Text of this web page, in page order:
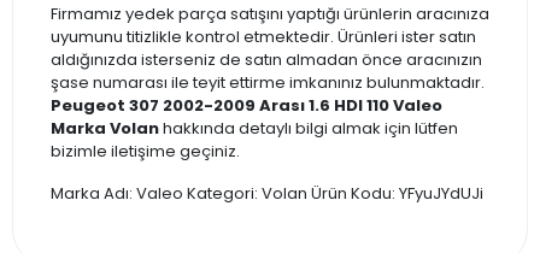
Firmamız yedek parça satışını yaptığı ürünlerin aracınıza
uyumunu titizlikle kontrol etmektedir. Ürünleri ister satın
aldığınızda isterseniz de satın almadan önce aracınızın
şase numarası ile teyit ettirme imkanınız bulunmaktadır.
Peugeot 307 2002-2009 Arası 1.6 HDI 110 Valeo
Marka Volanhakkında detaylı bilgi almak için lütfen
bizimle iletişime geçiniz.
Marka Adı: Valeo Kategori: Volan Ürün Kodu: YFyuJYdUJi